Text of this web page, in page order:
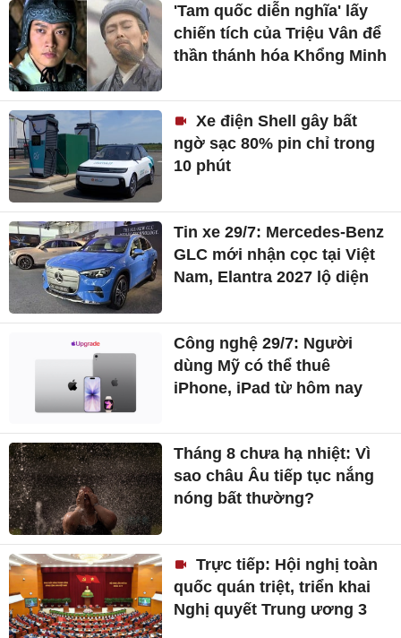
'Tam quốc diễn nghĩa' lấy
chiến tích của Triệu Vân để
thần thánh hóa Khổng Minh
Xe điện Shell gây bất
ngờ sạc 80% pin chỉ trong
10 phút
Tin xe 29/7: Mercedes-Benz
GLC mới nhận cọc tại Việt
Nam, Elantra 2027 lộ diện
Công nghệ 29/7: Người
dùng Mỹ có thể thuê
iPhone, iPad từ hôm nay
Tháng 8 chưa hạ nhiệt: Vì
sao châu Âu tiếp tục nắng
nóng bất thường?
Trực tiếp: Hội nghị toàn
quốc quán triệt, triển khai
Nghị quyết Trung ương 3